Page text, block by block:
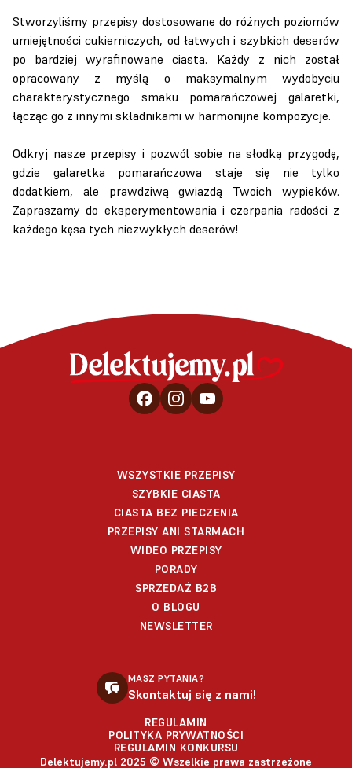
Stworzyliśmy przepisy dostosowane do różnych poziomów
umiejętności cukierniczych, od łatwych i szybkich deserów
po bardziej wyrafinowane ciasta. Każdy z nich został
opracowany z myślą o maksymalnym wydobyciu
charakterystycznego smaku pomarańczowej galaretki,
łącząc go z innymi składnikami w harmonijne kompozycje.
Odkryj nasze przepisy i pozwól sobie na słodką przygodę,
gdzie galaretka pomarańczowa staje się nie tylko
dodatkiem, ale prawdziwą gwiazdą Twoich wypieków.
Zapraszamy do eksperymentowania i czerpania radości z
każdego kęsa tych niezwykłych deserów!
WSZYSTKIE PRZEPISY
SZYBKIE CIASTA
CIASTA BEZ PIECZENIA
PRZEPISY ANI STARMACH
WIDEO PRZEPISY
PORADY
SPRZEDAŻ B2B
O BLOGU
NEWSLETTER
MASZ PYTANIA?
Skontaktuj się z nami!
REGULAMIN
POLITYKA PRYWATNOŚCI
REGULAMIN KONKURSU
Delektujemy.pl 2025 © Wszelkie prawa zastrzeżone